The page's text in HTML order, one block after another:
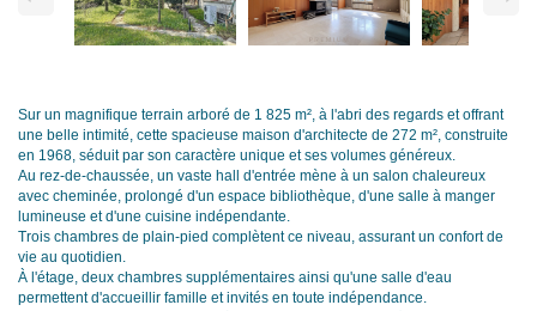
Sur un magnifique terrain arboré de 1 825 m², à l'abri des regards et offrant
une belle intimité, cette spacieuse maison d'architecte de 272 m², construite
en 1968, séduit par son caractère unique et ses volumes généreux.
Au rez-de-chaussée, un vaste hall d'entrée mène à un salon chaleureux
avec cheminée, prolongé d'un espace bibliothèque, d'une salle à manger
lumineuse et d'une cuisine indépendante.
Trois chambres de plain-pied complètent ce niveau, assurant un confort de
vie au quotidien.
À l'étage, deux chambres supplémentaires ainsi qu'une salle d'eau
permettent d'accueillir famille et invités en toute indépendance.